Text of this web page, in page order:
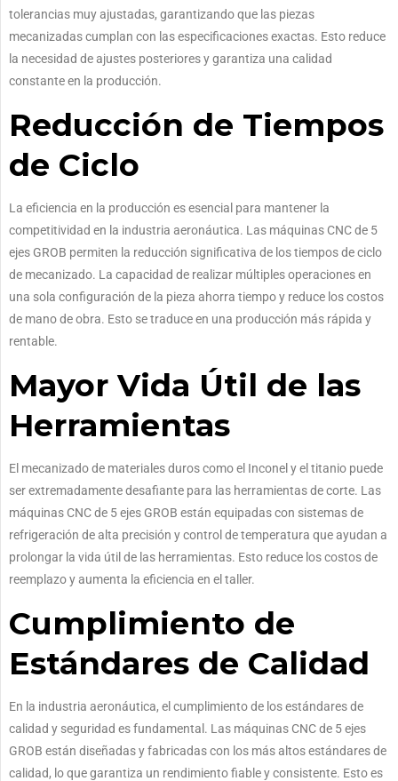
tolerancias muy ajustadas, garantizando que las piezas
mecanizadas cumplan con las especificaciones exactas. Esto reduce
la necesidad de ajustes posteriores y garantiza una calidad
constante en la producción.
Reducción de Tiempos
de Ciclo
La eficiencia en la producción es esencial para mantener la
competitividad en la industria aeronáutica. Las máquinas CNC de 5
ejes GROB permiten la reducción significativa de los tiempos de ciclo
de mecanizado. La capacidad de realizar múltiples operaciones en
una sola configuración de la pieza ahorra tiempo y reduce los costos
de mano de obra. Esto se traduce en una producción más rápida y
rentable.
Mayor Vida Útil de las
Herramientas
El mecanizado de materiales duros como el Inconel y el titanio puede
ser extremadamente desafiante para las herramientas de corte. Las
máquinas CNC de 5 ejes GROB están equipadas con sistemas de
refrigeración de alta precisión y control de temperatura que ayudan a
prolongar la vida útil de las herramientas. Esto reduce los costos de
reemplazo y aumenta la eficiencia en el taller.
Cumplimiento de
Estándares de Calidad
En la industria aeronáutica, el cumplimiento de los estándares de
calidad y seguridad es fundamental. Las máquinas CNC de 5 ejes
GROB están diseñadas y fabricadas con los más altos estándares de
calidad, lo que garantiza un rendimiento fiable y consistente. Esto es